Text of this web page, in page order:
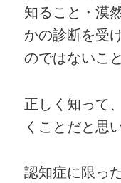
知ること・漠
かの診断を受
のではないこ
正しく知って
くことだと思
認知症に限っ